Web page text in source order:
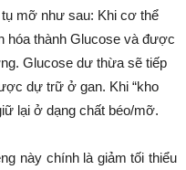
mỡ như sau: Khi cơ thể
hóa thành Glucose và được
Glucose dư thừa sẽ tiếp
dự trữ ở gan. Khi “kho
lại ở dạng chất béo/mỡ.
này chính là giảm tối thiểu